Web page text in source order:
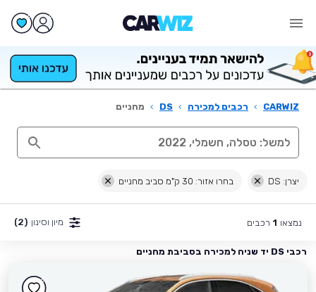
CARWIZ
› רכבים למכירה ›
DS
› מחניים
יצרן: DS בחרו אזור: 30 ק"מ סביב מחניים
נמצאו 1 רכבים מיון וסינון (2)
רכבי DS יד שניה למכירה בסביבת מחניים